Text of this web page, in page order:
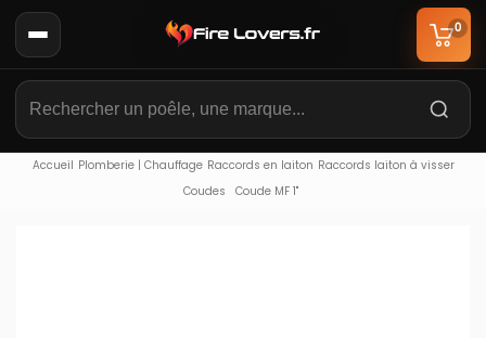
0
Accueil Plomberie | Chauffage Raccords en laiton Raccords laiton à visser
Coudes
Coude MF 1"